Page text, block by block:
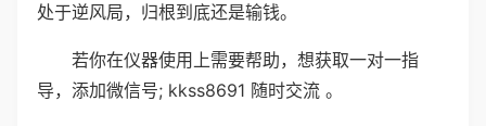
处于逆风局，归根到底还是输钱。
若你在仪器使用上需要帮助，想获取一对一指
导，添加微信号; kkss8691 随时交流 。